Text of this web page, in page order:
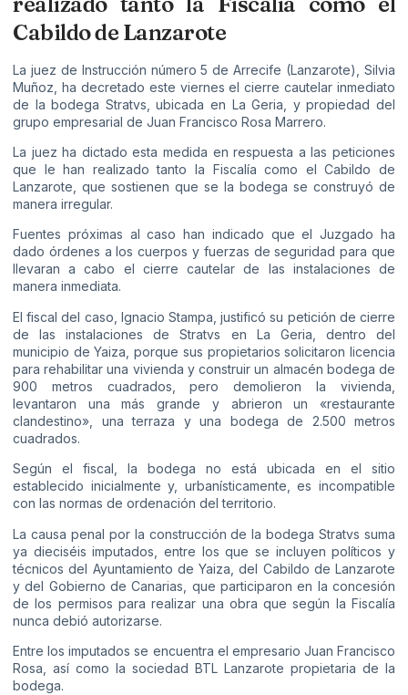
Cabildo de Lanzarote
La juez de Instrucción número 5 de Arrecife (Lanzarote), Silvia
Muñoz, ha decretado este viernes el cierre cautelar inmediato
de la bodega Stratvs, ubicada en La Geria, y propiedad del
grupo empresarial de Juan Francisco Rosa Marrero.
La juez ha dictado esta medida en respuesta a las peticiones
que le han realizado tanto la Fiscalía como el Cabildo de
Lanzarote, que sostienen que se la bodega se construyó de
manera irregular.
Fuentes próximas al caso han indicado que el Juzgado ha
dado órdenes a los cuerpos y fuerzas de seguridad para que
llevaran a cabo el cierre cautelar de las instalaciones de
manera inmediata.
El fiscal del caso, Ignacio Stampa, justificó su petición de cierre
de las instalaciones de Stratvs en La Geria, dentro del
municipio de Yaiza, porque sus propietarios solicitaron licencia
para rehabilitar una vivienda y construir un almacén bodega de
900 metros cuadrados, pero demolieron la vivienda,
levantaron una más grande y abrieron un «restaurante
clandestino», una terraza y una bodega de 2.500 metros
cuadrados.
Según el fiscal, la bodega no está ubicada en el sitio
establecido inicialmente y, urbanísticamente, es incompatible
con las normas de ordenación del territorio.
La causa penal por la construcción de la bodega Stratvs suma
ya dieciséis imputados, entre los que se incluyen políticos y
técnicos del Ayuntamiento de Yaiza, del Cabildo de Lanzarote
y del Gobierno de Canarias, que participaron en la concesión
de los permisos para realizar una obra que según la Fiscalía
nunca debió autorizarse.
Entre los imputados se encuentra el empresario Juan Francisco
Rosa, así como la sociedad BTL Lanzarote propietaria de la
bodega.